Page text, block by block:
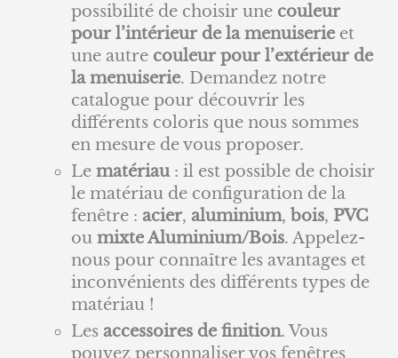
possibilité de choisir une couleur
pour l’intérieur de la menuiserie et
une autre couleur pour l’extérieur de
la menuiserie. Demandez notre
catalogue pour découvrir les
différents coloris que nous sommes
en mesure de vous proposer.
Le matériau: il est possible de choisir
le matériau de configuration de la
fenêtre : acier, aluminium, bois, PVC
ou mixte Aluminium/Bois. Appelez-
nous pour connaître les avantages et
inconvénients des différents types de
matériau !
Les accessoires de finition. Vous
pouvez personnaliser vos fenêtres